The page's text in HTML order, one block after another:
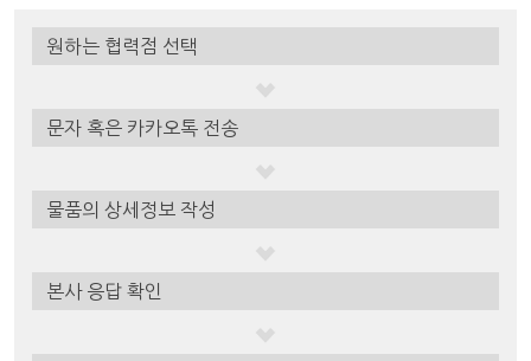
원하는 협력점 선택
문자 혹은 카카오톡 전송
물품의 상세정보 작성
본사 응답 확인